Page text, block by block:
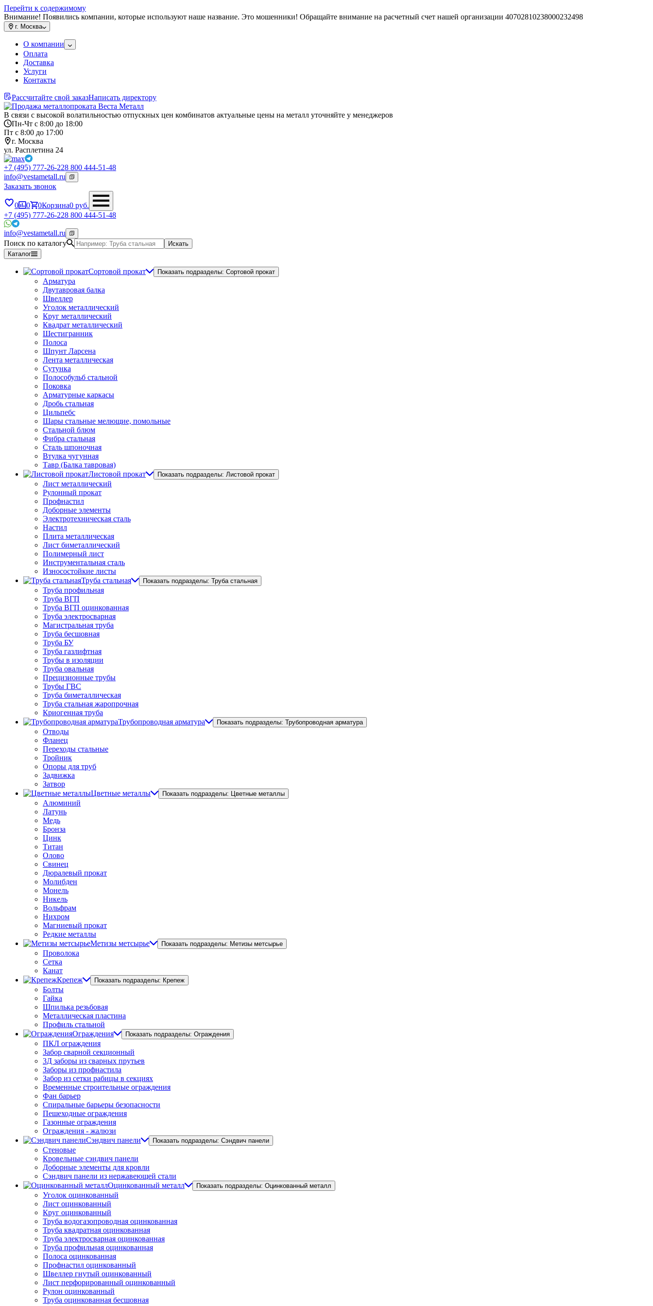
Перейти к содержимому
Внимание! Появились компании, которые используют наше название. Это мошенники! Обращайте внимание на расчетный счет нашей организации 40702810238000232498
г. Москва
О компании
Оплата
Доставка
Услуги
Контакты
Рассчитайте свой заказНаписать директору
В связи с высокой волатильностью отпускных цен комбинатов актуальные цены на металл уточняйте у менеджеров
Пн-Чт с 8:00 до 18:00
Пт с 8:00 до 17:00
г. Москва
ул. Расплетина 24
+7 (495) 777-26-228 800 444-51-48
info@vestametall.ru
Заказать звонок
0 0 0Корзина0 руб.
+7 (495) 777-26-228 800 444-51-48
info@vestametall.ru
Поиск по каталогу
Искать
Каталог
Сортовой прокат Показать подразделы: Сортовой прокат
Арматура
Двутавровая балка
Швеллер
Уголок металлический
Круг металлический
Квадрат металлический
Шестигранник
Полоса
Шпунт Ларсена
Лента металлическая
Сутунка
Полособульб стальной
Поковка
Арматурные каркасы
Дробь стальная
Цильпебс
Шары стальные мелющие, помольные
Стальной блюм
Фибра стальная
Сталь шпоночная
Втулка чугунная
Тавр (Балка тавровая)
Листовой прокат
Показать подразделы: Листовой прокат
Лист металлический
Рулонный прокат
Профнастил
Доборные элементы
Электротехническая сталь
Настил
Плита металлическая
Лист биметаллический
Полимерный лист
Инструментальная сталь
Износостойкие листы
Труба стальная
Показать подразделы: Труба стальная
Труба профильная
Труба ВГП
Труба ВГП оцинкованная
Труба электросварная
Магистральная труба
Труба бесшовная
Труба БУ
Труба газлифтная
Трубы в изоляции
Труба овальная
Прецизионные трубы
Трубы ГВС
Труба биметаллическая
Труба стальная жаропрочная
Криогенная труба
Трубопроводная арматура
Показать подразделы: Трубопроводная арматура
Отводы
Фланец
Переходы стальные
Тройник
Опоры для труб
Задвижка
Затвор
Цветные металлы
Показать подразделы: Цветные металлы
Алюминий
Латунь
Медь
Бронза
Цинк
Титан
Олово
Свинец
Дюралевый прокат
Молибден
Монель
Никель
Вольфрам
Нихром
Магниевый прокат
Редкие металлы
Метизы метсырье
Показать подразделы: Метизы метсырье
Проволока
Сетка
Канат
Крепеж
Показать подразделы: Крепеж
Болты
Гайка
Шпилька резьбовая
Металлическая пластина
Профиль стальной
Ограждения
Показать подразделы: Ограждения
ПКЛ ограждения
Забор сварной секционный
3Д заборы из сварных прутьев
Заборы из профнастила
Забор из сетки рабицы в секциях
Временные строительные ограждения
Фан барьер
Спиральные барьеры безопасности
Пешеходные ограждения
Газонные ограждения
Ограждения - жалюзи
Сэндвич панели
Показать подразделы: Сэндвич панели
Стеновые
Кровельные сэндвич панели
Доборные элементы для кровли
Сэндвич панели из нержавеющей стали
Оцинкованный металл
Показать подразделы: Оцинкованный металл
Уголок оцинкованный
Лист оцинкованный
Круг оцинкованный
Труба водогазопроводная оцинкованная
Труба квадратная оцинкованная
Труба электросварная оцинкованная
Труба профильная оцинкованная
Полоса оцинкованная
Профнастил оцинкованный
Швеллер гнутый оцинкованный
Лист перфорированный оцинкованный
Рулон оцинкованный
Труба оцинкованная бесшовная